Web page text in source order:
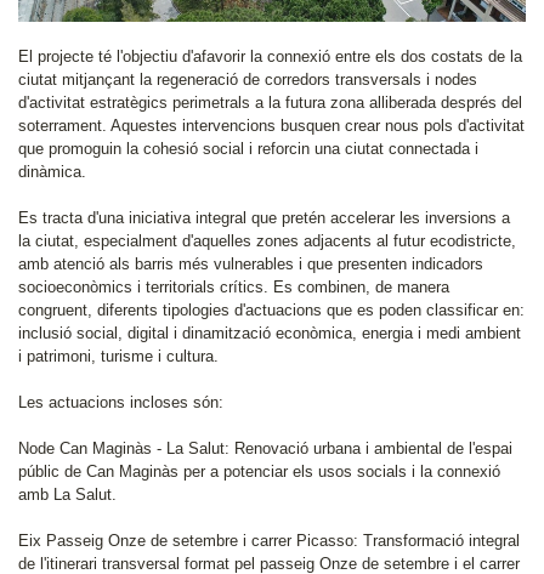
El projecte té l'objectiu d'afavorir la connexió entre els dos costats de la
ciutat mitjançant la regeneració de corredors transversals i nodes
d'activitat estratègics perimetrals a la futura zona alliberada després del
soterrament. Aquestes intervencions busquen crear nous pols d'activitat
que promoguin la cohesió social i reforcin una ciutat connectada i
dinàmica.
Es tracta d'una iniciativa integral que pretén accelerar les inversions a
la ciutat, especialment d'aquelles zones adjacents al futur ecodistricte,
amb atenció als barris més vulnerables i que presenten indicadors
socioeconòmics i territorials crítics. Es combinen, de manera
congruent, diferents tipologies d'actuacions que es poden classificar en:
inclusió social, digital i dinamització econòmica, energia i medi ambient
i patrimoni, turisme i cultura.
Les actuacions incloses són:
Node Can Maginàs - La Salut: Renovació urbana i ambiental de l'espai
públic de Can Maginàs per a potenciar els usos socials i la connexió
amb La Salut.
Eix Passeig Onze de setembre i carrer Picasso: Transformació integral
de l'itinerari transversal format pel passeig Onze de setembre i el carrer